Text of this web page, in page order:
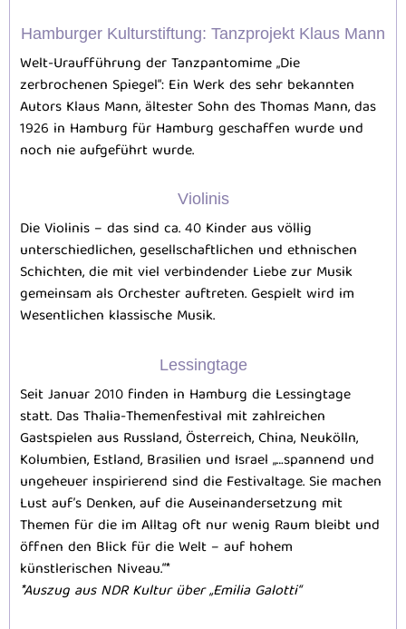
Hamburger Kulturstiftung: Tanzprojekt Klaus Mann
Welt-Uraufführung der Tanzpantomime „Die
zerbrochenen Spiegel“: Ein Werk des sehr bekannten
Autors Klaus Mann, ältester Sohn des Thomas Mann, das
1926 in Hamburg für Hamburg geschaffen wurde und
noch nie aufgeführt wurde.
Violinis
Die Violinis – das sind ca. 40 Kinder aus völlig
unterschiedlichen, gesellschaftlichen und ethnischen
Schichten, die mit viel verbindender Liebe zur Musik
gemeinsam als Orchester auftreten. Gespielt wird im
Wesentlichen klassische Musik.
Lessingtage
Seit Januar 2010 finden in Hamburg die Lessingtage
statt. Das Thalia-Themenfestival mit zahlreichen
Gastspielen aus Russland, Österreich, China, Neukölln,
Kolumbien, Estland, Brasilien und Israel „…spannend und
ungeheuer inspirierend sind die Festivaltage. Sie machen
Lust auf’s Denken, auf die Auseinandersetzung mit
Themen für die im Alltag oft nur wenig Raum bleibt und
öffnen den Blick für die Welt – auf hohem
künstlerischen Niveau.“*
*Auszug aus NDR Kultur über „Emilia Galotti“